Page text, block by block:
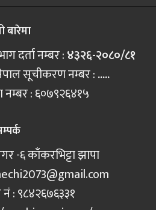
बारेमा
दर्ता नम्बर :४३२६-२०८०/८१
सूचीकरण नम्बर :.....
नम्बर : ६०७९२६४१५
-६ काँकरभिट्टा झापा
: ९८४२६७६३३१